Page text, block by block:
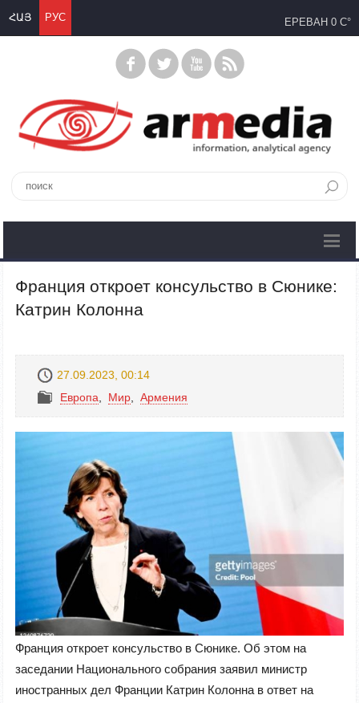
ՀԱՅ РУС ЕРЕВАН 0 C°
Франция откроет консульство в Сюнике:
Катрин Колонна
27.09.2023, 00:14
Европа
Mир Армения
Франция откроет консульство в Сюнике. Об этом на
заседании Национального собрания заявил министр
иностранных дел Франции Катрин Колонна в ответ на